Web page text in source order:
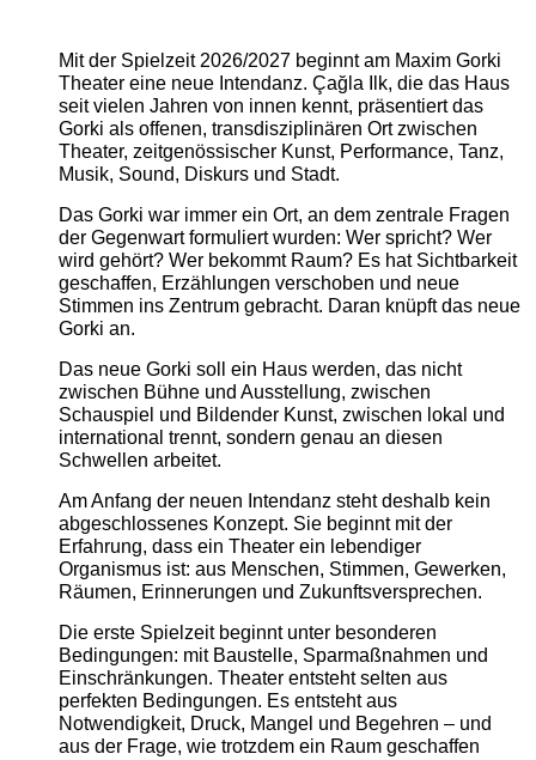
Mit der Spielzeit 2026/2027 beginnt am Maxim Gorki
Theater eine neue Intendanz. Çağla Ilk, die das Haus
seit vielen Jahren von innen kennt, präsentiert das
Gorki als offenen, transdisziplinären Ort zwischen
Theater, zeitgenössischer Kunst, Performance, Tanz,
Musik, Sound, Diskurs und Stadt.
Das Gorki war immer ein Ort, an dem zentrale Fragen
der Gegenwart formuliert wurden: Wer spricht? Wer
wird gehört? Wer bekommt Raum? Es hat Sichtbarkeit
geschaffen, Erzählungen verschoben und neue
Stimmen ins Zentrum gebracht. Daran knüpft das neue
Gorki an.
Das neue Gorki soll ein Haus werden, das nicht
zwischen Bühne und Ausstellung, zwischen
Schauspiel und Bildender Kunst, zwischen lokal und
international trennt, sondern genau an diesen
Schwellen arbeitet.
Am Anfang der neuen Intendanz steht deshalb kein
abgeschlossenes Konzept. Sie beginnt mit der
Erfahrung, dass ein Theater ein lebendiger
Organismus ist: aus Menschen, Stimmen, Gewerken,
Räumen, Erinnerungen und Zukunftsversprechen.
Die erste Spielzeit beginnt unter besonderen
Bedingungen: mit Baustelle, Sparmaßnahmen und
Einschränkungen. Theater entsteht selten aus
perfekten Bedingungen. Es entsteht aus
Notwendigkeit, Druck, Mangel und Begehren – und
aus der Frage, wie trotzdem ein Raum geschaffen